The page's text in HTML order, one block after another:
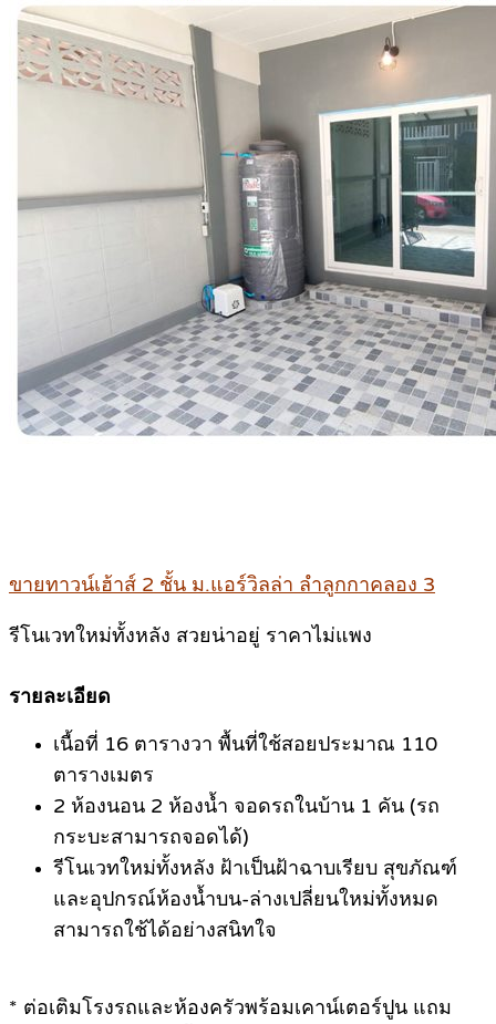
ขายทาวน์เฮ้าส์ 2 ชั้น ม.แอร์วิลล่า ลำลูกกาคลอง 3
รีโนเวทใหม่ทั้งหลัง สวยน่าอยู่ ราคาไม่แพง
รายละเอียด
เนื้อที่ 16 ตารางวา พื้นที่ใช้สอยประมาณ 110
ตารางเมตร
2 ห้องนอน 2 ห้องน้ำ จอดรถในบ้าน 1 คัน (รถ
กระบะสามารถจอดได้)
รีโนเวทใหม่ทั้งหลัง ฝ้าเป็นฝ้าฉาบเรียบ สุขภัณฑ์
และอุปกรณ์ห้องน้ำบน-ล่างเปลี่ยนใหม่ทั้งหมด
สามารถใช้ได้อย่างสนิทใจ
* ต่อเติมโรงรถและห้องครัวพร้อมเคาน์เตอร์ปูน แถม